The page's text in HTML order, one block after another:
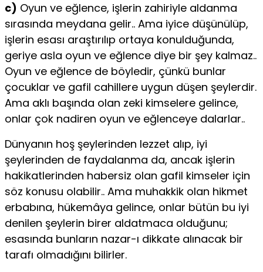
c) Oyun ve eğlence, işlerin zahiriyle aldanma
sırasında meydana gelir.. Ama iyice düşünülüp,
işlerin esası araştırılıp ortaya konulduğunda,
geriye asla oyun ve eğlence diye bir şey kalmaz..
Oyun ve eğlence de böyledir, çünkü bunlar
çocuklar ve gafil cahillere uygun düşen şeylerdir.
Ama aklı başında olan zeki kimselere gelince,
onlar çok nadiren oyun ve eğlenceye dalarlar..
Dünyanın hoş şeylerinden lezzet alıp, iyi
şeylerinden de faydalanma da, ancak işlerin
hakikatlerinden habersiz olan gafil kimseler için
söz konusu olabilir.. Ama muhakkik olan hikmet
erbabına, hükemâya gelince, onlar bütün bu iyi
denilen şeylerin birer aldatmaca olduğunu;
esasında bunların nazar-ı dikkate alınacak bir
tarafı olmadığını bilirler.